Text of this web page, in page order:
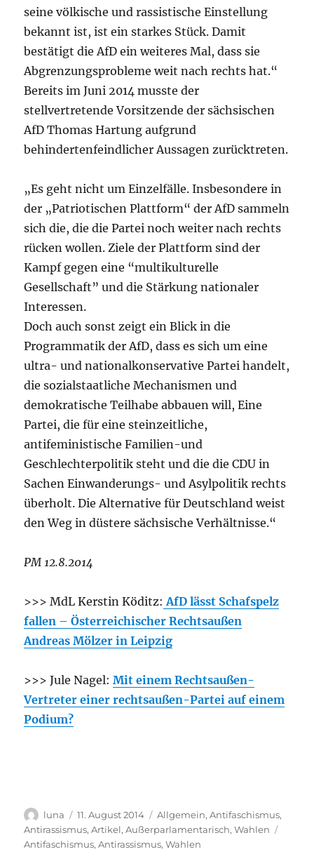
seine völkische und rassistische Einstellung
bekannt ist, ist ein starkes Stück. Damit
bestätigt die AfD ein weiteres Mal, dass sie
Abgrenzungsprobleme weit nach rechts hat.“
Bereits im Juni 2014 musste der
stellvertretende Vorsitzende der sächsischen
AfD Thomas Hartung aufgrund
behindertenfeindlicher Aussagen zurücktreten.
„Es geht nicht um Einzelfälle. Insbesondere in
der „Patriotischen Plattform“ der AfD sammeln
sich die, die die Partei noch weiter nach rechts
rücken wollen. Ziele der Plattform sind der
Kampf gegen eine “multikulturelle
Gesellschaft” und die Stärkung nationaler
Interessen.
Doch auch sonst zeigt ein Blick in die
Programmatik der AfD, dass es sich um eine
ultra- und nationalkonservative Partei handelt,
die sozialstaatliche Mechanismen und
demokratische Teilhabe abbauen will, Eine
Partei, die für eine steinzeitliche,
antifeministische Familien-und
Geschlechterpolitik steht und die die CDU in
Sachen Einwanderungs- und Asylpolitik rechts
überholt. Die Alternative für Deutschland weist
den Weg in düstere sächsische Verhältnisse.“
PM 12.8.2014
>>> MdL Kerstin Köditz: AfD lässt Schafspelz
fallen – Österreichischer Rechtsaußen
Andreas Mölzer in Leipzig
>>> Jule Nagel:Mit einem Rechtsaußen-
Vertreter einer rechtsaußen-Partei auf einem
Podium?
Autor
luna
Veröffentlicht
am
11. August 2014 Kategorien
Allgemein,Antifaschismus,
Antirassismus,Artikel,Außerparlamentarisch,Wahlen
Antifaschismus,Antirassismus,Wahlen